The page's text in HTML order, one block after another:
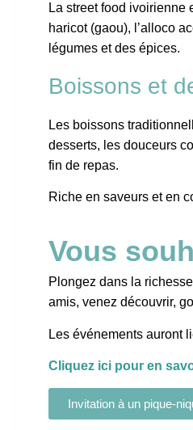
La street food ivoirienne
haricot (gaou), l’alloco
légumes et des épices.
Boissons et
Les boissons
desserts, les douceurs
fin de repas.
Riche en saveurs et en
Vous
Plongez dans la
amis, venez découvrir,
Les événements auront
Cliquez ici pour en
Invitation à un pique-